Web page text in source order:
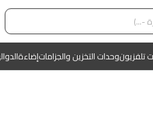
تلفزيونوحدات التخزين والجزاماتإضاءة